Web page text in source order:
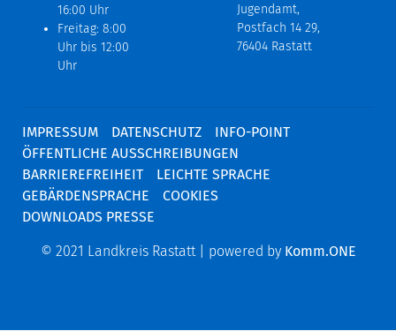
16:00 Uhr
Freitag: 8:00
Uhr bis 12:00
Uhr
Jugendamt,
Postfach 14 29,
76404 Rastatt
IMPRESSUM DATENSCHUTZ
INFO-POINT
ÖFFENTLICHE AUSSCHREIBUNGEN
BARRIEREFREIHEIT
LEICHTE SPRACHE
GEBÄRDENSPRACHE
COOKIES
DOWNLOADS PRESSE
© 2021 Landkreis Rastatt | powered by Komm.ONE